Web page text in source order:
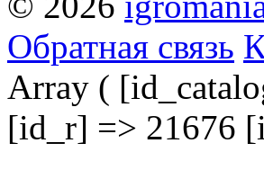
Обратная связь
Array (
[id_r] => 21676